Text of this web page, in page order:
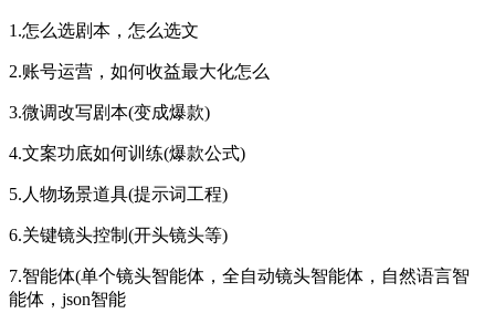
1.怎么选剧本，怎么选文
2.账号运营，如何收益最大化怎么
3.微调改写剧本(变成爆款)
4.文案功底如何训练(爆款公式)
5.人物场景道具(提示词工程)
6.关键镜头控制(开头镜头等)
7.智能体(单个镜头智能体，全自动镜头智能体，自然语言智
能体，json智能